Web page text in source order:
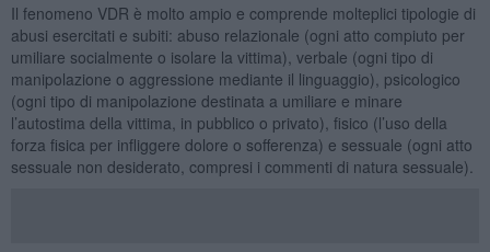
Il fenomeno VDR è molto ampio e comprende molteplici tipologie di
abusi esercitati e subiti: abuso relazionale (ogni atto compiuto per
umiliare socialmente o isolare la vittima), verbale (ogni tipo di
manipolazione o aggressione mediante il linguaggio), psicologico
(ogni tipo di manipolazione destinata a umiliare e minare
l’autostima della vittima, in pubblico o privato), fisico (l’uso della
forza fisica per infliggere dolore o sofferenza) e sessuale (ogni atto
sessuale non desiderato, compresi i commenti di natura sessuale).